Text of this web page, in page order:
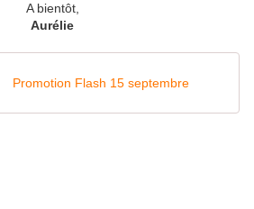
A bientôt,
Aurélie
Promotion Flash 15 septembre